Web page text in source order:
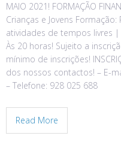
MAIO 2021! FORMAÇÃO
Crianças e Jovens
atividades de tempos livres
Às 20 horas! Sujeito a
mínimo de inscrições!
dos nossos contactos! – E-
– Telefone: 928 025 688
Read More